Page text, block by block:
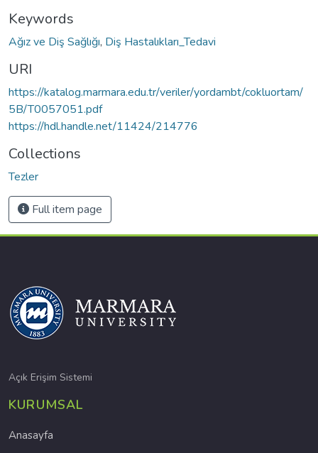
Keywords
Ağız ve Diş Sağlığı, Diş Hastalıkları_Tedavi
URI
https://katalog.marmara.edu.tr/veriler/yordambt/cokluortam/
5B/T0057051.pdf
https://hdl.handle.net/11424/214776
Collections
Tezler
Full item page
Açık Erişim Sistemi
KURUMSAL
Anasayfa